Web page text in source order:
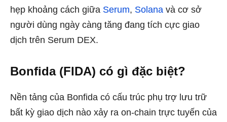
hẹp khoảng cách giữa Serum, Solana và cơ sở
người dùng ngày càng tăng đang tích cực giao
dịch trên Serum DEX.
Bonfida (FIDA) có gì đặc biệt?
Nền tảng của Bonfida có cấu trúc phụ trợ lưu trữ
bất kỳ giao dịch nào xảy ra on-chain trực tuyến của